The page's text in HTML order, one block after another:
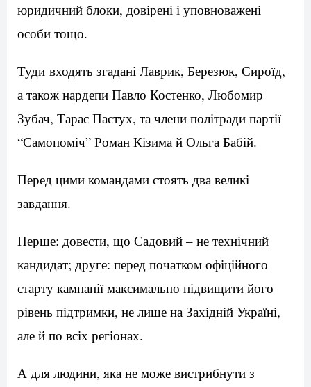
юридичний блоки, довірені і уповноважені
особи тощо.
Туди входять згадані Лаврик, Березюк, Сироїд,
а також нардепи Павло Костенко, Любомир
Зубач, Тарас Пастух, та члени політради партії
“Самопоміч” Роман Кізима й Ольга Бабій.
Перед цими командами стоять два великі
завдання.
Перше: довести, що Садовий – не технічний
кандидат; друге: перед початком офіційного
старту кампанії максимально підвищити його
рівень підтримки, не лише на Західній Україні,
але й по всіх регіонах.
А для людини, яка не може вистрибнути з